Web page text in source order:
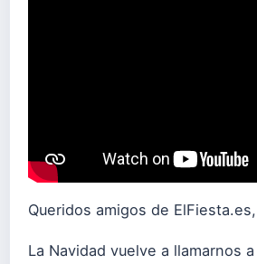
Queridos amigos de ElFiesta.es,
La Navidad vuelve a llamarnos